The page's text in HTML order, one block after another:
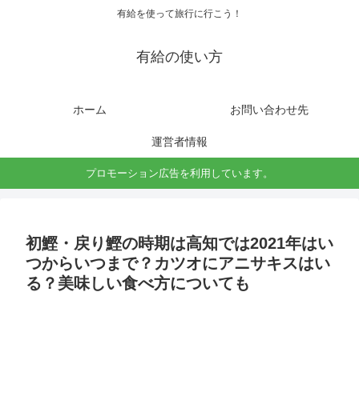
有給を使って旅行に行こう！
有給の使い方
ホーム お問い合わせ先
運営者情報
プロモーション広告を利用しています。
初鰹・戻り鰹の時期は高知では2021年はい
つからいつまで？カツオにアニサキスはい
る？美味しい食べ方についても